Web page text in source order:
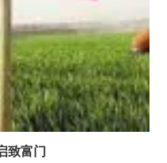
致富门